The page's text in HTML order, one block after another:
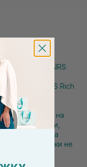
DEAR, KLAIRS Rich
з вами на
шкіри,
на холодну та
заміни якій поки не